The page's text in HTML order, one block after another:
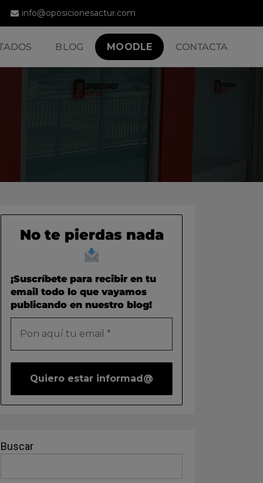
info@oposicionesactur.com
BLOG MOODLE CONTACTA
No te pierdas nada
¡Suscríbete para recibir en tu
email todo lo que vayamos
publicando en nuestro blog!
Buscar